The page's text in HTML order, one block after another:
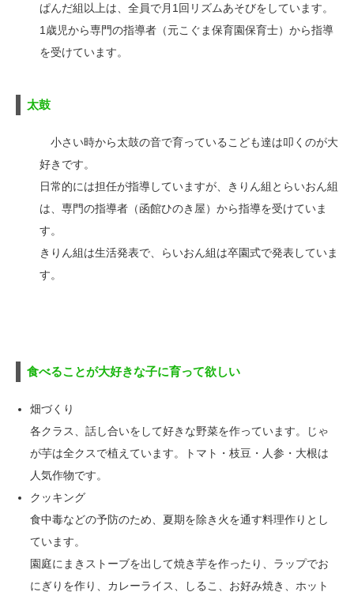
ぱんだ組以上は、全員で月1回リズムあそびをしています。
1歳児から専門の指導者（元こぐま保育園保育士）から指導
を受けています。
太鼓
小さい時から太鼓の音で育っているこども達は叩くのが大
好きです。
日常的には担任が指導していますが、きりん組とらいおん組
は、専門の指導者（函館ひのき屋）から指導を受けていま
す。
きりん組は生活発表で、らいおん組は卒園式で発表していま
す。
食べることが大好きな子に育って欲しい
畑づくり
各クラス、話し合いをして好きな野菜を作っています。じゃ
が芋は全クスで植えています。トマト・枝豆・人参・大根は
人気作物です。
クッキング
食中毒などの予防のため、夏期を除き火を通す料理作りとし
ています。
園庭にまきストーブを出して焼き芋を作ったり、ラップでお
にぎりを作り、カレーライス、しるこ、お好み焼き、ホット